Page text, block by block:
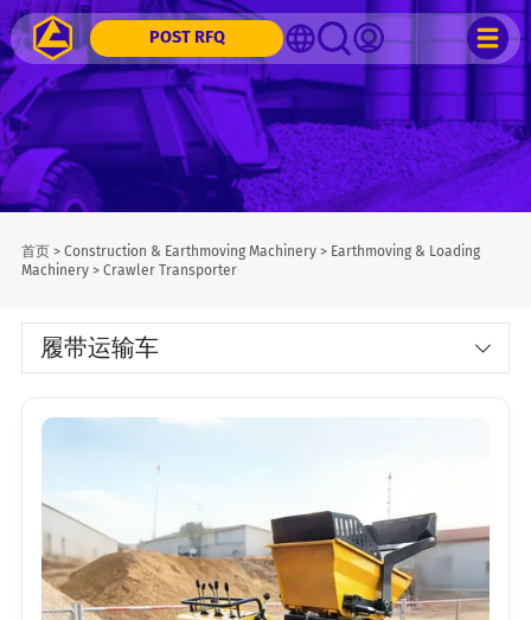
POST RFQ
首页> Construction & Earthmoving Machinery> Earthmoving & Loading
Machinery> Crawler Transporter
履带运输车